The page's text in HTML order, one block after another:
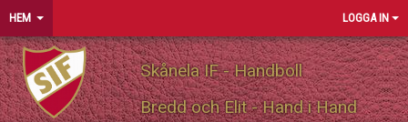
HEM LOGGA IN
Skånela IF - Handboll
Bredd och Elit - Hand i Hand